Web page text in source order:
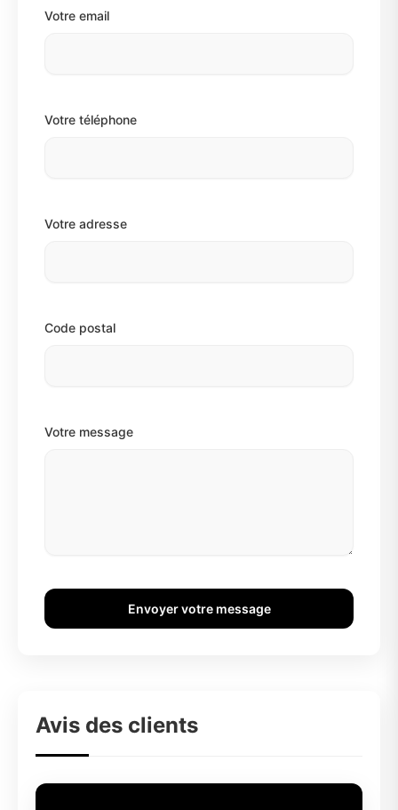
Votre email
Votre téléphone
Votre adresse
Code postal
Votre message
Envoyer votre message
Avis des clients